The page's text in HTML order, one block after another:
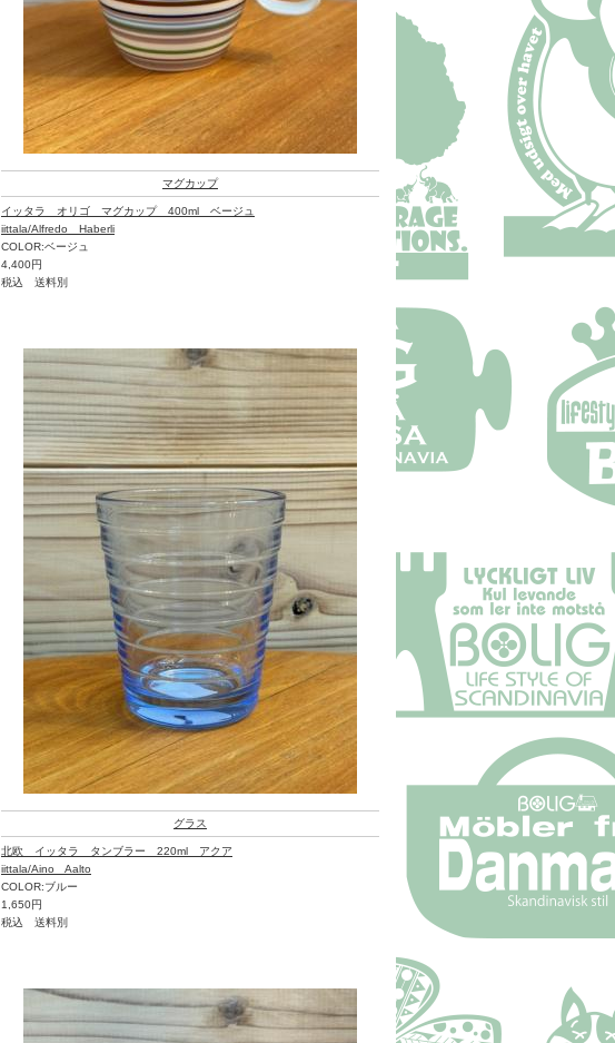
マグカップ
イッタラ オリゴ マグカップ 400ml ベージュ
iittala/Alfredo Haberli
COLOR:ベージュ
4,400円
税込 送料別
グラス
北欧 イッタラ タンブラー 220ml アクア
iittala/Aino Aalto
COLOR:ブルー
1,650円
税込 送料別